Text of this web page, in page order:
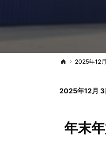
Top2025年12
2025年12月 3
年末